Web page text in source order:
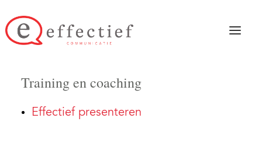
Schrijven
Training en coaching in
effectief presenteren
Training en coaching
Effectief presenteren